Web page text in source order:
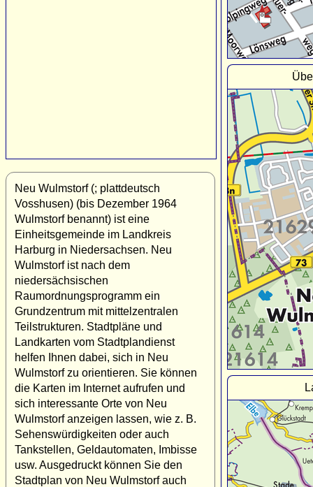
Neu Wulmstorf (; plattdeutsch
Vosshusen) (bis Dezember 1964
Wulmstorf benannt) ist eine
Einheitsgemeinde im Landkreis
Harburg in Niedersachsen. Neu
Wulmstorf ist nach dem
niedersächsischen
Raumordnungsprogramm ein
Grundzentrum mit mittelzentralen
Teilstrukturen. Stadtpläne und
Landkarten vom Stadtplandienst
helfen Ihnen dabei, sich in Neu
Wulmstorf zu orientieren. Sie können
die Karten im Internet aufrufen und
sich interessante Orte von Neu
Wulmstorf anzeigen lassen, wie z. B.
Sehenswürdigkeiten oder auch
Tankstellen, Geldautomaten, Imbisse
usw. Ausgedruckt können Sie den
Stadtplan von Neu Wulmstorf auch